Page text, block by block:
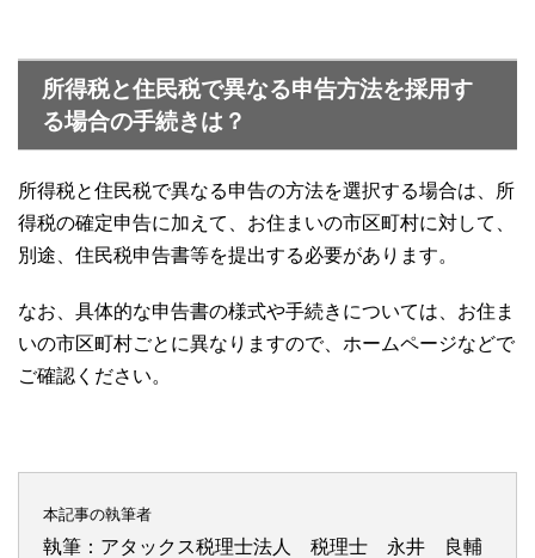
所得税と住民税で異なる申告方法を採用す
る場合の手続きは？
所得税と住民税で異なる申告の方法を選択する場合は、所
得税の確定申告に加えて、お住まいの市区町村に対して、
別途、住民税申告書等を提出する必要があります。
なお、具体的な申告書の様式や手続きについては、お住ま
いの市区町村ごとに異なりますので、ホームページなどで
ご確認ください。
本記事の執筆者
執筆：アタックス税理士法人 税理士 永井 良輔